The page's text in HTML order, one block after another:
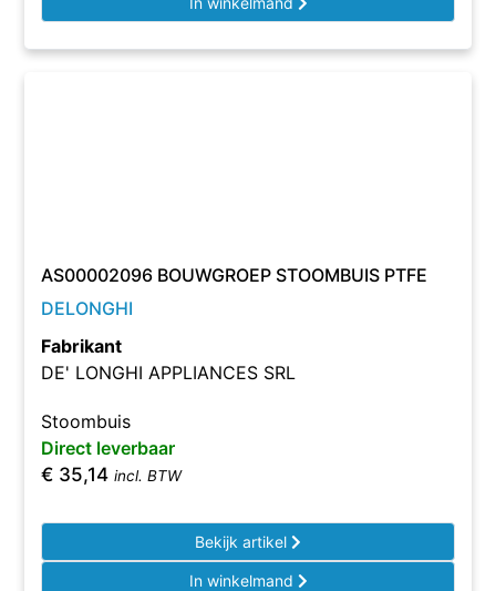
AS00002096 BOUWGROEP STOOMBUIS PTFE
DELONGHI
Fabrikant
DE' LONGHI APPLIANCES SRL
Stoombuis
Direct leverbaar
€ 35,14 incl. BTW
Bekijk artikel
In winkelmand